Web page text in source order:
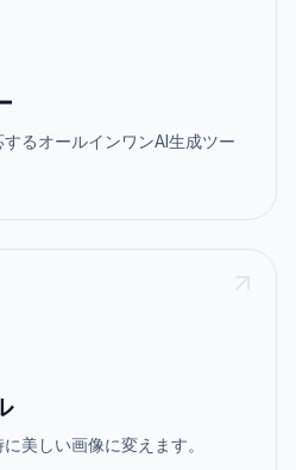
るオールインワンAI生成ツー
美しい画像に変えます。